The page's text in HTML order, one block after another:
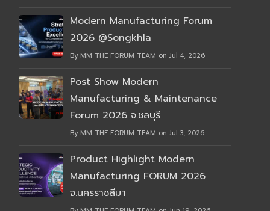
Modern Manufacturing Forum
2026 @Songkhla
By MM THE FORUM TEAM on Jul 4, 2026
Post Show Modern
Manufacturing & Maintenance
Forum 2026 จ.ชลบุรี
By MM THE FORUM TEAM on Jul 3, 2026
Product Highlight Modern
Manufacturing FORUM 2026
จ.นครราชสีมา